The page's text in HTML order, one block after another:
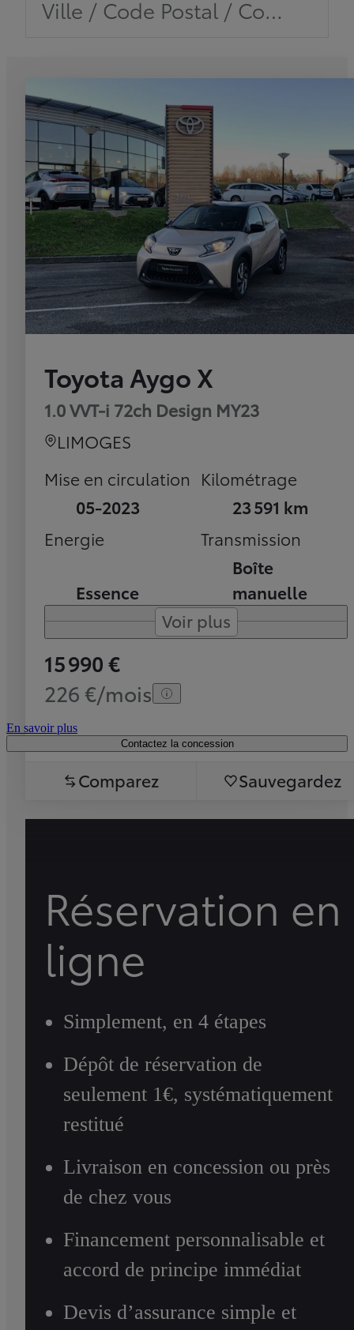
Ville / Code Postal / Concession
Toyota Aygo X
1.0 VVT-i 72ch Design MY23
LIMOGES
Mise en circulation
05-2023
Kilométrage
23 591 km
Energie
Essence
Transmission
Boîte
manuelle
Voir plus
15 990 €
226 €/mois
En savoir plus
Contactez la concession
Comparez Sauvegardez
Réservation en
ligne
Simplement, en 4 étapes
Dépôt de réservation de
seulement 1€, systématiquement
restitué
Livraison en concession ou près
de chez vous
Financement personnalisable et
accord de principe immédiat
Devis d’assurance simple et